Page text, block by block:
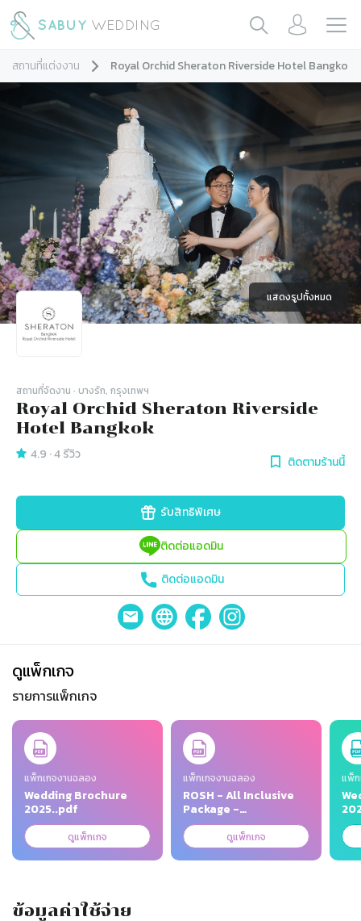
สถานที่แต่งงาน Royal Orchid Sheraton Riverside Hotel Bangkok
แสดงรูปทั้งหมด
สถานที่จัดงาน · บางรัก, กรุงเทพฯ
Royal Orchid Sheraton Riverside
Hotel Bangkok
4.9 ·4รีวิว ติดตามร้านนี้
รับสิทธิพิเศษ
ติดต่อแอดมิน
ติดต่อแอดมิน
ดูแพ็กเกจ
รายการแพ็กเกจ
Slide 1 of 3
แพ็กเกจงานฉลอง
Wedding Brochure
2025..pdf
ดูแพ็กเกจ
แพ็กเกจงานฉลอง
ROSH - All Inclusive
Package -
A4_2026.pdf
ดูแพ็กเกจ
แพ็ก
ข้อมูลค่าใช้จ่าย